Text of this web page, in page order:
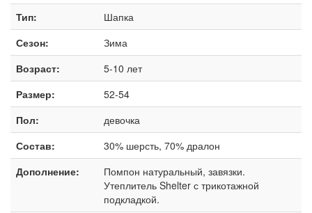
Тип:
Шапка
Сезон:
Зима
Возраст:
5-10 лет
Размер:
52-54
Пол:
девочка
Состав:
30% шерсть, 70% дралон
Дополнение:
Помпон натуральный, завязки.
Утеплитель Shelter с трикотажной
подкладкой.